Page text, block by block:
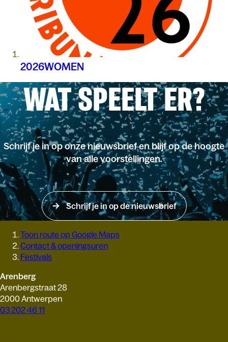
2026WOMEN
WAT SPEELT ER?
Schrijf je in op onze nieuwsbrief en blijf op de hoogte
van alle voorstellingen.
Schrijf je in op de nieuwsbrief
Toon route op Google Maps
Contact & openingsuren
Festivals
Arenberg
Arenbergstraat 28
2000 Antwerpen
03 202 46 11